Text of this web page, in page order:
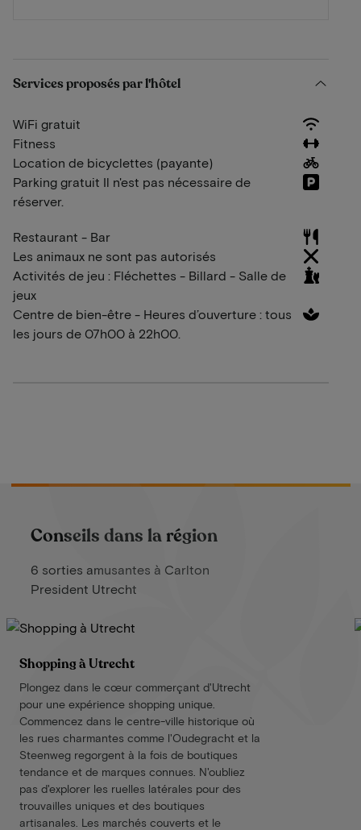
Services proposés par l'hôtel
WiFi gratuit
Fitness
Location de bicyclettes (payante)
Parking gratuit Il n'est pas nécessaire de
réserver.
Restaurant - Bar
Les animaux ne sont pas autorisés
Activités de jeu : Fléchettes - Billard - Salle de
jeux
Centre de bien-être - Heures d’ouverture : tous
les jours de 07h00 à 22h00.
Conseils dans la région
6 sorties amusantes à Carlton
President Utrecht
Shopping à Utrecht
Plongez dans le cœur commerçant d'Utrecht
pour une expérience shopping unique.
Commencez dans le centre-ville historique où
les rues charmantes comme l'Oudegracht et la
Steenweg regorgent à la fois de boutiques
tendance et de marques connues. N'oubliez
pas d'explorer les ruelles latérales pour des
trouvailles uniques et des boutiques
artisanales. Les marchés couverts et le